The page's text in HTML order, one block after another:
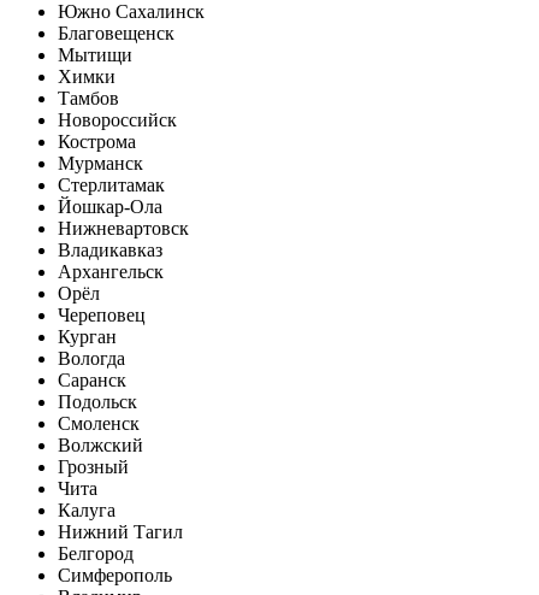
Южно Сахалинск
Благовещенск
Мытищи
Химки
Тамбов
Новороссийск
Кострома
Мурманск
Стерлитамак
Йошкар-Ола
Нижневартовск
Владикавказ
Архангельск
Орёл
Череповец
Курган
Вологда
Саранск
Подольск
Смоленск
Волжский
Грозный
Чита
Калуга
Нижний Тагил
Белгород
Симферополь